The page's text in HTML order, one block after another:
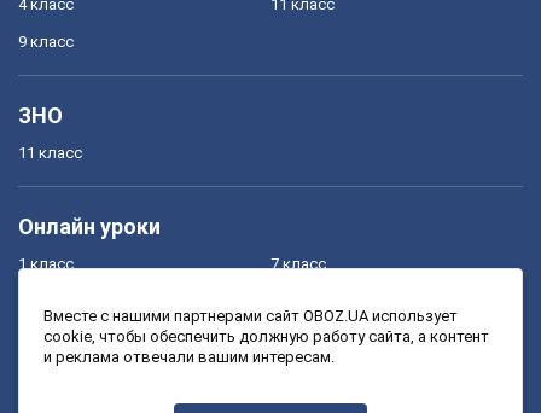
4 класс
9 класс
11 класс
ЗНО
11 класс
Онлайн уроки
1 класс
3 класс
7 класс
9 класс
Вместе с нашими партнерами сайт OBOZ.UA использует
cookie, чтобы обеспечить должную работу сайта, а контент
и реклама отвечали вашим интересам.